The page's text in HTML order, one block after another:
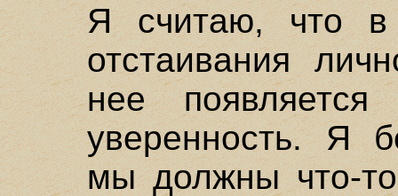
Я считаю, что в
отстаивания
нее
уверенность. Я
мы должны что-то